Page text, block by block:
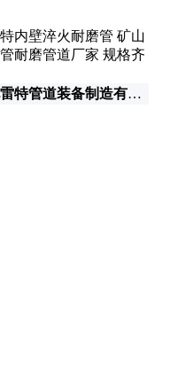
河北雷特管道装备制造有限公司